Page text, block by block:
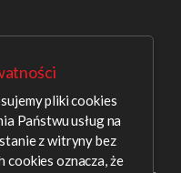
pliki cookies
Państwu usług na
z witryny bez
cookies oznacza, że